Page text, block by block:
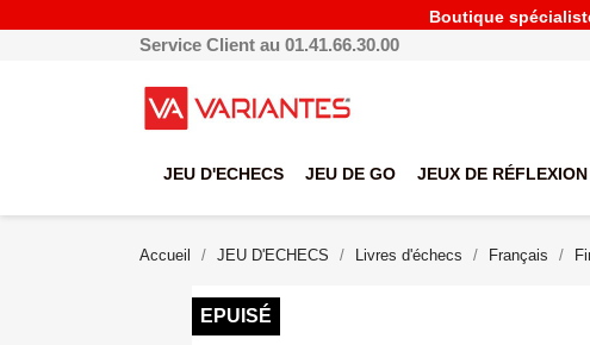
Boutique
Service Client au 01.41.66.30.00
JEU D'ECHECS JEU DE GO JEUX DE RÉFLEXION
Accueil JEU D'ECHECS Livres d'échecs Français
EPUISÉ